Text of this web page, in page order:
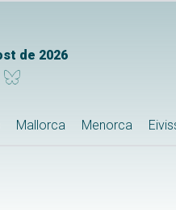
de 2026
Mallorca Menorca